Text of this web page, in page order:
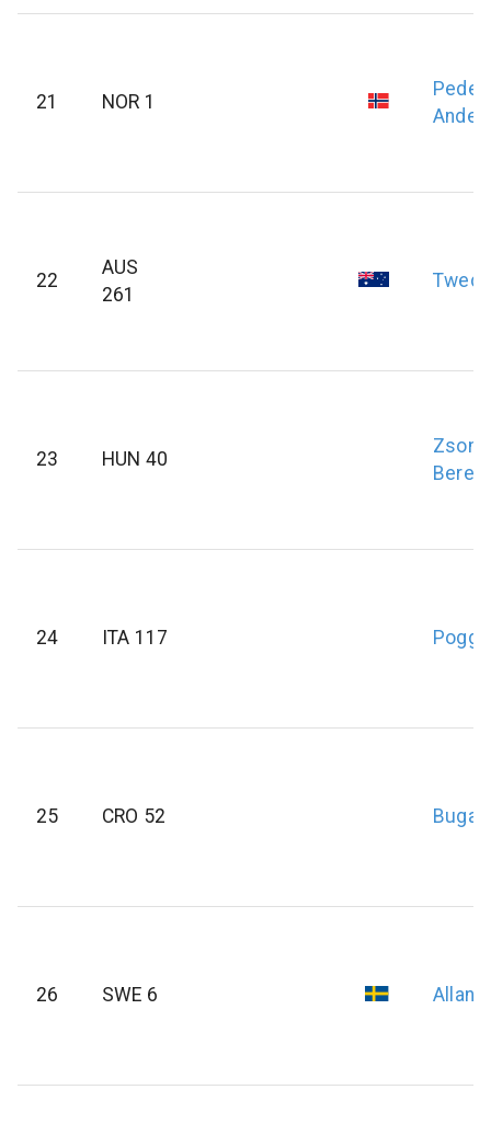
21 NOR 1
22
AUS
261
23 HUN 40
24 ITA 117 Poggi
25 CRO 52
26 SWE 6